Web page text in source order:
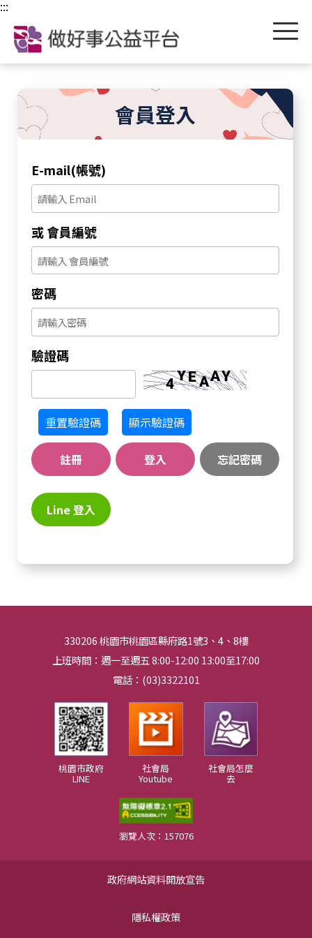
跳到主要內容區塊
:::
會員登入
E-mail(帳號)
或 會員編號
密碼
驗證碼
重置驗證碼 顯示驗證碼
註冊 登入 忘記密碼
Line 登入
330206 桃園市桃園區縣府路1號3、4、8樓
上班時間：週一至週五 8:00-12:00 13:00至17:00
電話：(03)3322101
桃園市政府
LINE
社會局
Youtube
社會局怎麼
去
瀏覽人次：157076
政府網站資料開放宣告
隱私權政策